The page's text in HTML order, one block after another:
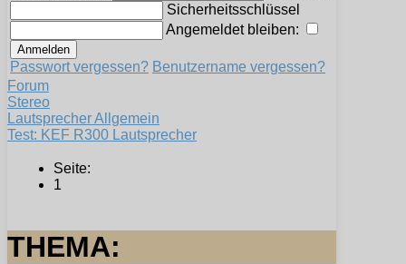
Sicherheitsschlüssel
Angemeldet bleiben:
Passwort vergessen? Benutzername vergessen?
Forum
Stereo
Lautsprecher Allgemein
Test: KEF R300 Lautsprecher
Seite:
1
THEMA: